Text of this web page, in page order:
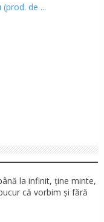
de ...
la infinit, ține minte,
că vorbim și fără